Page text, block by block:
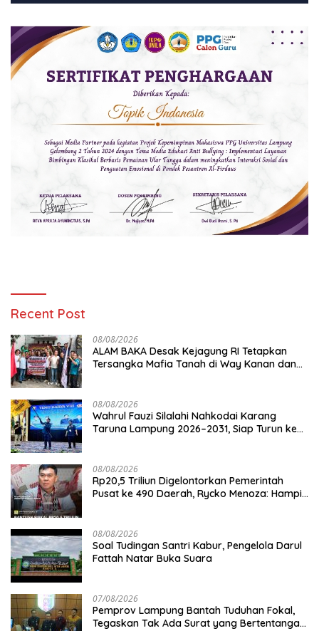
Recent Post
08/08/2026
ALAM BAKA Desak Kejagung RI Tetapkan
Tersangka Mafia Tanah di Way Kanan dan
08/08/2026
Wahrul Fauzi Silalahi Nahkodai Karang
Taruna Lampung 2026–2031, Siap Turun ke
08/08/2026
Rp20,5 Triliun Digelontorkan Pemerintah
Pusat ke 490 Daerah, Rycko Menoza: Hampir
08/08/2026
Soal Tudingan Santri Kabur, Pengelola Darul
Fattah Natar Buka Suara
07/08/2026
Pemprov Lampung Bantah Tuduhan Fokal,
Tegaskan Tak Ada Surat yang Bertentangan